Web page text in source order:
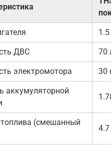
ДВС 70
электромотора 30
аккумуляторной
(смешанный